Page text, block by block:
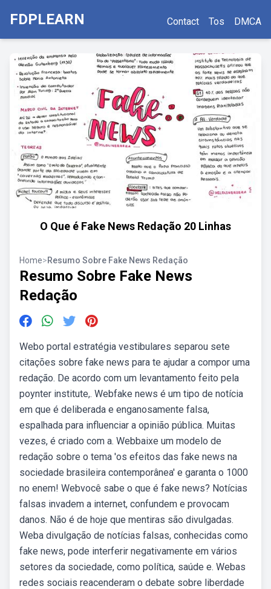
FDPLEARN Contact Tos DMCA
O Que é Fake News Redação 20 Linhas
Home>Resumo Sobre Fake News Redação
Resumo Sobre Fake News
Redação
Webo portal estratégia vestibulares separou sete
citações sobre fake news para te ajudar a compor uma
redação. De acordo com um levantamento feito pela
poynter institute,. Webfake news é um tipo de notícia
em que é deliberada e enganosamente falsa,
espalhada para influenciar a opinião pública. Muitas
vezes, é criado com a. Webbaixe um modelo de
redação sobre o tema 'os efeitos das fake news na
sociedade brasileira contemporânea' e garanta o 1000
no enem! Webvocê sabe o que é fake news? Notícias
falsas invadem a internet, confundem e provocam
danos. Não é de hoje que mentiras são divulgadas.
Weba divulgação de notícias falsas, conhecidas como
fake news, pode interferir negativamente em vários
setores da sociedade, como política, saúde e. Webas
redes sociais reacenderam o debate sobre liberdade